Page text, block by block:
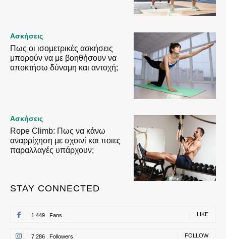
Ασκήσεις
Πως οι ισομετρικές ασκήσεις
μπορούν να με βοηθήσουν να
αποκτήσω δύναμη και αντοχή;
Ασκήσεις
Rope Climb: Πως να κάνω
αναρρίχηση με σχοινί και ποιες
παραλλαγές υπάρχουν;
STAY CONNECTED
1,449 Fans LIKE
7,286 Followers FOLLOW